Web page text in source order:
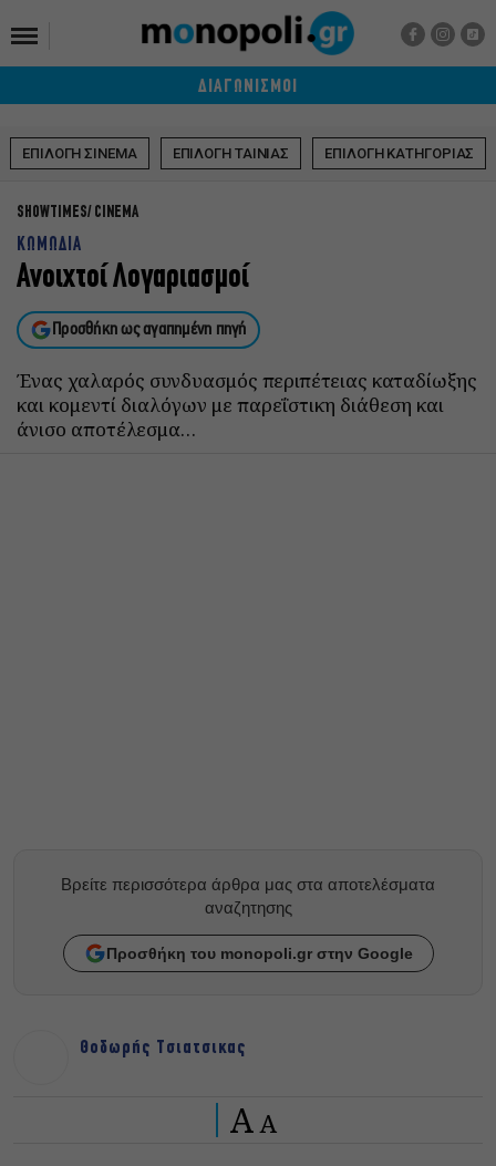
ΔΙΑΓΩΝΙΣΜΟΙ
ΕΠΙΛΟΓΗ ΣΙΝΕΜΑ ΕΠΙΛΟΓΗ ΤΑΙΝΙΑΣ ΕΠΙΛΟΓΗ ΚΑΤΗΓΟΡΙΑΣ
SHOWTIMES CINEMA
ΚΩΜΩΔΙΑ
Ανοιχτοί Λογαριασμοί
Προσθήκη ως αγαπημένη πηγή
Ένας χαλαρός συνδυασμός περιπέτειας καταδίωξης
και κομεντί διαλόγων με παρεΐστικη διάθεση και
άνισο αποτέλεσμα…
Βρείτε περισσότερα άρθρα μας στα αποτελέσματα
αναζητησης
Προσθήκη του monopoli.gr στην Google
Θοδωρής Τσιατσικας
A A